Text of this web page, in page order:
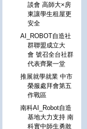
談會 高師大×房
東讓學生租屋更
安全
AI_ROBOT自造社
群聯盟成立大
會 號召全台社群
代表齊聚一堂
推展就學就業 中市
榮服處拜會第五
作戰區
南科AI_Robot自造
基地大力支持 南
科實中師生勇敢